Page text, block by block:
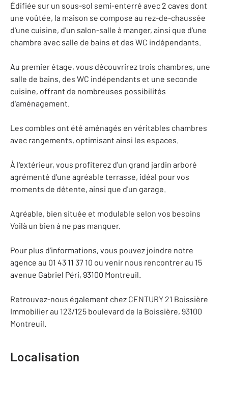
Édifiée sur un sous-sol semi-enterré avec 2 caves dont
une voûtée, la maison se compose au rez-de-chaussée
d'une cuisine, d'un salon-salle à manger, ainsi que d'une
chambre avec salle de bains et des WC indépendants.
Au premier étage, vous découvrirez trois chambres, une
salle de bains, des WC indépendants et une seconde
cuisine, offrant de nombreuses possibilités
d'aménagement.
Les combles ont été aménagés en véritables chambres
avec rangements, optimisant ainsi les espaces.
À l'extérieur, vous profiterez d'un grand jardin arboré
agrémenté d'une agréable terrasse, idéal pour vos
moments de détente, ainsi que d'un garage.
Agréable, bien située et modulable selon vos besoins
Voilà un bien à ne pas manquer.
Pour plus d'informations, vous pouvez joindre notre
agence au 01 43 11 37 10 ou venir nous rencontrer au 15
avenue Gabriel Péri, 93100 Montreuil.
Retrouvez-nous également chez CENTURY 21 Boissière
Immobilier au 123/125 boulevard de la Boissière, 93100
Montreuil.
Localisation